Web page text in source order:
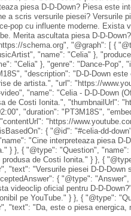
piesa D-D-Down? Piesa este
a scris versurile piesei? Versurile
pop cu influente moderne. Exista
Merita ascultata piesa D-D-
schema.org", "@graph": [ {
"name": "Celia" },
"Celia" }, "genre": "Dance-Pop",
"description": "D-D-Down
de artista.", "url": "https://
"name": "Celia - D-D-Down
de Costi Ionita.", "thumbnailUrl":
"duration": "PT3M18S",
"https://
{ "@id": "#celia-dd-
"Cine interpreteaza piesa
} }, { "@type": "Question",
de Costi Ionita." } }, {
"text": "Versurile piesei D-D-
{ "@type":
videoclip oficial pentru D-D-
pe YouTube." } }, { "@type":
"text": "Da, este o piesa